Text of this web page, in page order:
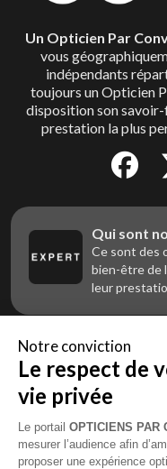
Un Opticien Par
vous
indépendants
toujours un Opticien
disposition son
prestation la plus
Qui sont
Ce sont des
bien-être de
leur
Vous êtes
vous
Contactez
Notre conviction
Le respect de
vie privée
Le portail OPTICIENS PAR
mesurer l’audience afin
proposer une expérience